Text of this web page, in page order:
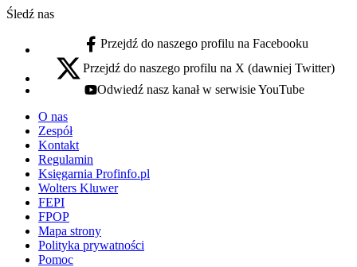
Śledź nas
facebook - otwiera się w nowej karcie
Przejdź do naszego profilu na Facebooku
x - otwiera się w nowej karcie
Przejdź do naszego profilu na X (dawniej Twitter)
youtube - otwiera się w nowej karcie
Odwiedź nasz kanał w serwisie YouTube
O nas
Zespół
Kontakt
Regulamin
Księgarnia Profinfo.pl
Wolters Kluwer
FEPI
FPOP
Mapa strony
Polityka prywatności
Pomoc